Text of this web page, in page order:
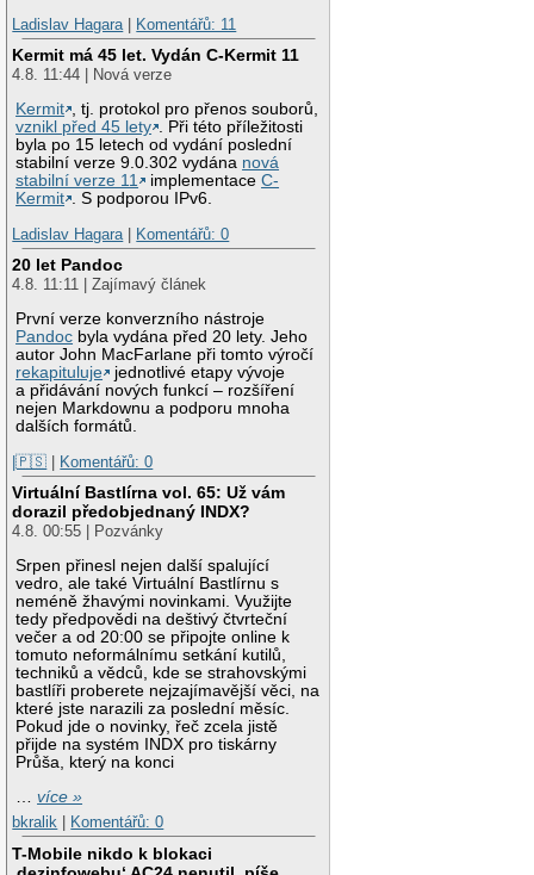
Ladislav Hagara | Komentářů: 11
Kermit má 45 let. Vydán C-Kermit 11
4.8. 11:44 | Nová verze
Kermit , tj. protokol pro přenos souborů,
vznikl před 45 lety . Při této příležitosti
byla po 15 letech od vydání poslední
stabilní verze 9.0.302 vydána nová
stabilní verze 11
implementaceC-
Kermit . S podporou IPv6.
Ladislav Hagara | Komentářů: 0
20 let Pandoc
4.8. 11:11 | Zajímavý článek
První verze konverzního nástroje
Pandoc byla vydána před 20 lety. Jeho
autor John MacFarlane při tomto výročí
rekapituluje
jednotlivé etapy vývoje
a přidávání nových funkcí – rozšíření
nejen Markdownu a podporu mnoha
dalších formátů.
|🇵🇸 | Komentářů: 0
Virtuální Bastlírna vol. 65: Už vám
dorazil předobjednaný INDX?
4.8. 00:55 | Pozvánky
Srpen přinesl nejen další spalující
vedro, ale také Virtuální Bastlírnu s
neméně žhavými novinkami. Využijte
tedy předpovědi na deštivý čtvrteční
večer a od 20:00 se připojte online k
tomuto neformálnímu setkání kutilů,
techniků a vědců, kde se strahovskými
bastlíři proberete nejzajímavější věci, na
které jste narazili za poslední měsíc.
Pokud jde o novinky, řeč zcela jistě
přijde na systém INDX pro tiskárny
Průša, který na konci
…více »
bkralik
Komentářů: 0
T-Mobile nikdo k blokaci